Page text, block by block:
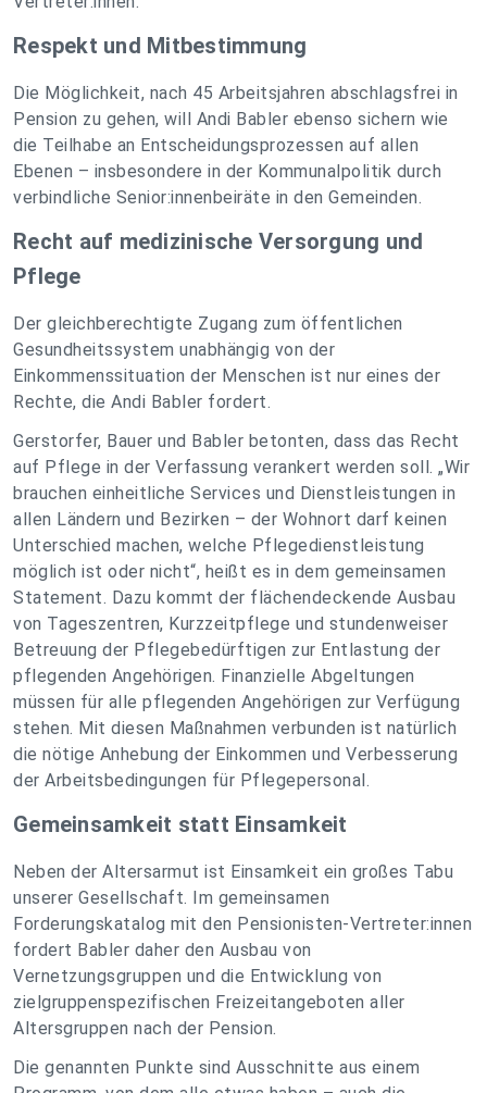
Respekt und Mitbestimmung
Die Möglichkeit, nach 45 Arbeitsjahren abschlagsfrei in
Pension zu gehen, will Andi Babler ebenso sichern wie
die Teilhabe an Entscheidungsprozessen auf allen
Ebenen – insbesondere in der Kommunalpolitik durch
verbindliche Senior:innenbeiräte in den Gemeinden.
Recht auf medizinische Versorgung und
Pflege
Der gleichberechtigte Zugang zum öffentlichen
Gesundheitssystem unabhängig von der
Einkommenssituation der Menschen ist nur eines der
Rechte, die Andi Babler fordert.
Gerstorfer, Bauer und Babler betonten, dass das Recht
auf Pflege in der Verfassung verankert werden soll. „Wir
brauchen einheitliche Services und Dienstleistungen in
allen Ländern und Bezirken – der Wohnort darf keinen
Unterschied machen, welche Pflegedienstleistung
möglich ist oder nicht“, heißt es in dem gemeinsamen
Statement. Dazu kommt der flächendeckende Ausbau
von Tageszentren, Kurzzeitpflege und stundenweiser
Betreuung der Pflegebedürftigen zur Entlastung der
pflegenden Angehörigen. Finanzielle Abgeltungen
müssen für alle pflegenden Angehörigen zur Verfügung
stehen. Mit diesen Maßnahmen verbunden ist natürlich
die nötige Anhebung der Einkommen und Verbesserung
der Arbeitsbedingungen für Pflegepersonal.
Gemeinsamkeit statt Einsamkeit
Neben der Altersarmut ist Einsamkeit ein großes Tabu
unserer Gesellschaft. Im gemeinsamen
Forderungskatalog mit den Pensionisten-Vertreter:innen
fordert Babler daher den Ausbau von
Vernetzungsgruppen und die Entwicklung von
zielgruppenspezifischen Freizeitangeboten aller
Altersgruppen nach der Pension.
Die genannten Punkte sind Ausschnitte aus einem